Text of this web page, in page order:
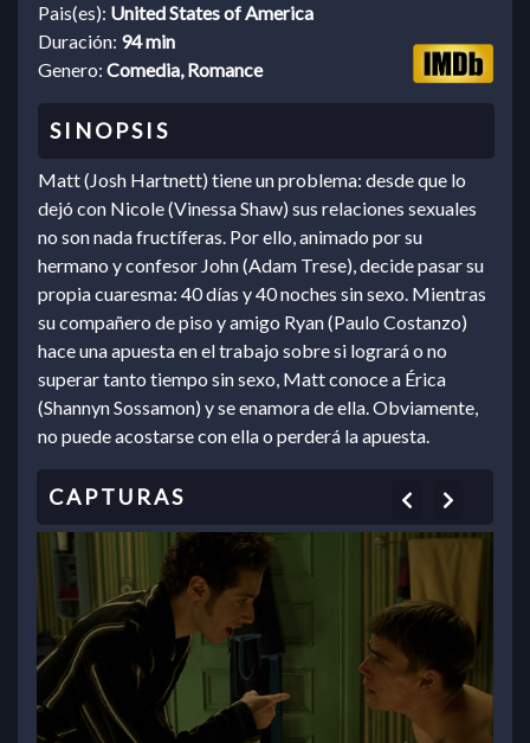
Pais(es): United States of America
Duración: 94 min
Genero: Comedia, Romance
Matt (Josh Hartnett) tiene un problema: desde que lo
dejó con Nicole (Vinessa Shaw) sus relaciones sexuales
no son nada fructíferas. Por ello, animado por su
hermano y confesor John (Adam Trese), decide pasar su
propia cuaresma: 40 días y 40 noches sin sexo. Mientras
su compañero de piso y amigo Ryan (Paulo Costanzo)
hace una apuesta en el trabajo sobre si logrará o no
superar tanto tiempo sin sexo, Matt conoce a Érica
(Shannyn Sossamon) y se enamora de ella. Obviamente,
no puede acostarse con ella o perderá la apuesta.
Previous